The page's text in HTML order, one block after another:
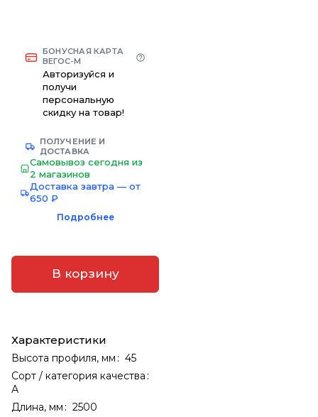
БОНУСНАЯ КАРТА
ВЕГОС-М
Авторизуйся и
получи
персональную
скидку на товар!
ПОЛУЧЕНИЕ И
ДОСТАВКА
Самовывоз сегодня из
2 магазинов
Доставка завтра — от
650 ₽
Подробнее
В корзину
Характеристики
Высота профиля, мм : 45
Сорт / категория качества :
А
Длина, мм : 2500